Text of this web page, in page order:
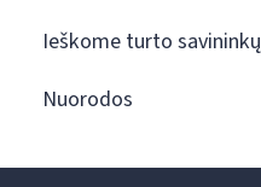
Ieškome turto savininkų
Nuorodos